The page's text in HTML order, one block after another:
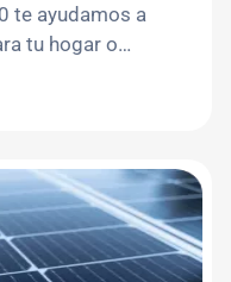
te ayudamos a
tu hogar o